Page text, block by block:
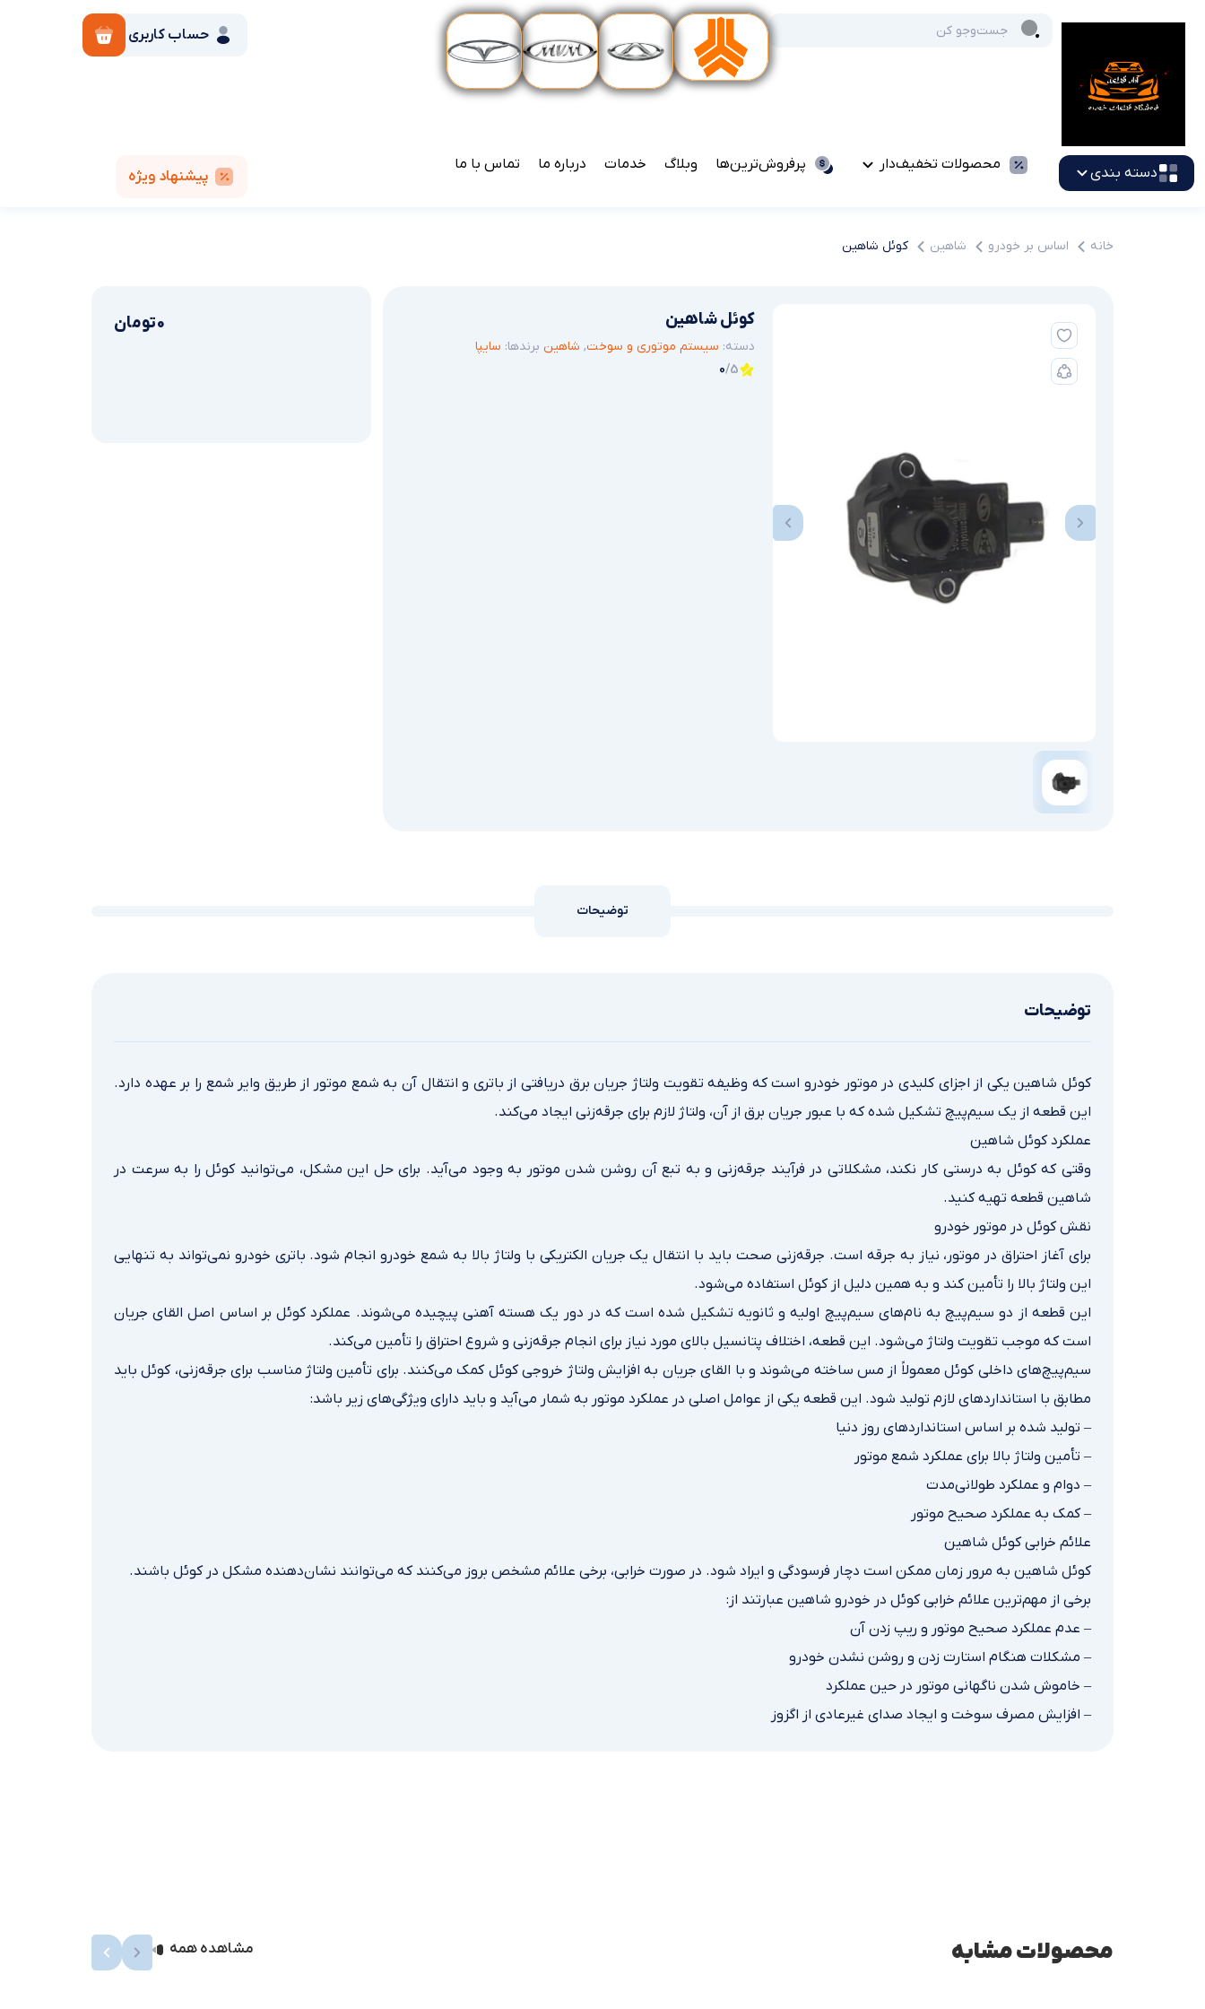
حساب کاربری
دسته بندی محصولات تخفیف‌دار پرفروش‌ترین‌ها وبلاگ خدمات درباره ما تماس با ما
پیشنهاد ویژه
خانه اساس بر خودرو شاهین کوئل شاهین
کوئل شاهین
دسته: سیستم موتوری و سوخت, شاهین برندها: سایپا
0/5
0تومان
توضیحات
توضیحات
کوئل شاهین یکی از اجزای کلیدی در موتور خودرو است که وظیفه تقویت ولتاژ جریان برق دریافتی از باتری و انتقال آن به شمع موتور از طریق وایر شمع را بر عهده دارد.
این قطعه از یک سیم‌پیچ تشکیل شده که با عبور جریان برق از آن، ولتاژ لازم برای جرقه‌زنی ایجاد می‌کند.
عملکرد کوئل شاهین
وقتی که کوئل به درستی کار نکند، مشکلاتی در فرآیند جرقه‌زنی و به تبع آن روشن شدن موتور به وجود می‌آید. برای حل این مشکل، می‌توانید کوئل را به سرعت در
شاهین قطعه تهیه کنید.
نقش کوئل در موتور خودرو
برای آغاز احتراق در موتور، نیاز به جرقه است. جرقه‌زنی صحت باید با انتقال یک جریان الکتریکی با ولتاژ بالا به شمع خودرو انجام شود. باتری خودرو نمی‌تواند به تنهایی
این ولتاژ بالا را تأمین کند و به همین دلیل از کوئل استفاده می‌شود.
این قطعه از دو سیم‌پیچ به نام‌های سیم‌پیچ اولیه و ثانویه تشکیل شده است که در دور یک هسته آهنی پیچیده می‌شوند. عملکرد کوئل بر اساس اصل القای جریان
است که موجب تقویت ولتاژ می‌شود. این قطعه، اختلاف پتانسیل بالای مورد نیاز برای انجام جرقه‌زنی و شروع احتراق را تأمین می‌کند.
سیم‌پیچ‌های داخلی کوئل معمولاً از مس ساخته می‌شوند و با القای جریان به افزایش ولتاژ خروجی کوئل کمک می‌کنند. برای تأمین ولتاژ مناسب برای جرقه‌زنی، کوئل باید
مطابق با استانداردهای لازم تولید شود. این قطعه یکی از عوامل اصلی در عملکرد موتور به شمار می‌آید و باید دارای ویژگی‌های زیر باشد:
– تولید شده بر اساس استانداردهای روز دنیا
– تأمین ولتاژ بالا برای عملکرد شمع موتور
– دوام و عملکرد طولانی‌مدت
– کمک به عملکرد صحیح موتور
علائم خرابی کوئل شاهین
کوئل شاهین به مرور زمان ممکن است دچار فرسودگی و ایراد شود. در صورت خرابی، برخی علائم مشخص بروز می‌کنند که می‌توانند نشان‌دهنده مشکل در کوئل باشند.
برخی از مهم‌ترین علائم خرابی کوئل در خودرو شاهین عبارتند از:
– عدم عملکرد صحیح موتور و ریپ زدن آن
– مشکلات هنگام استارت زدن و روشن نشدن خودرو
– خاموش شدن ناگهانی موتور در حین عملکرد
– افزایش مصرف سوخت و ایجاد صدای غیرعادی از اگزوز
محصولات مشابه مشاهده همه